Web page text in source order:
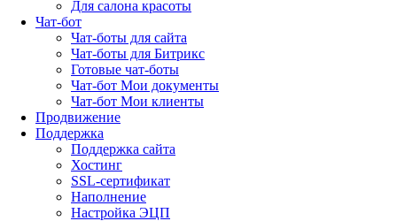
Для салона красоты
Чат-бот
Чат-боты для сайта
Чат-боты для Битрикс
Готовые чат-боты
Чат-бот Мои документы
Чат-бот Мои клиенты
Продвижение
Поддержка
Поддержка сайта
Хостинг
SSL-сертификат
Наполнение
Настройка ЭЦП